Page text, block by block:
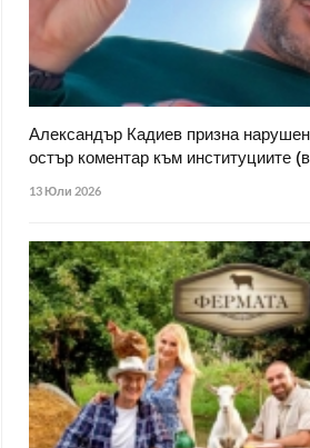
Александър Кадиев призна
остър коментар към институциите
13 Юли 2026